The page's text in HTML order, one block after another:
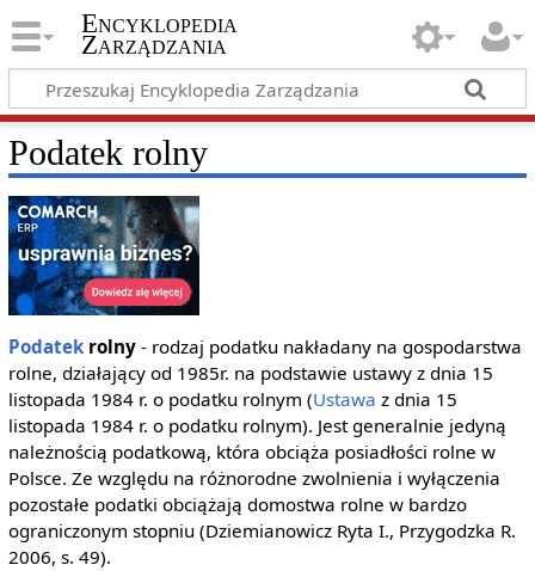
Encyklopedia
Zarządzania
Podatek rolny
Podatekrolny- rodzaj podatku nakładany na gospodarstwa
rolne, działający od 1985r. na podstawie ustawy z dnia 15
listopada 1984 r. o podatku rolnym (Ustawa z dnia 15
listopada 1984 r. o podatku rolnym). Jest generalnie jedyną
należnością podatkową, która obciąża posiadłości rolne w
Polsce. Ze względu na różnorodne zwolnienia i wyłączenia
pozostałe podatki obciążają domostwa rolne w bardzo
ograniczonym stopniu (Dziemianowicz Ryta I., Przygodzka R.
2006, s. 49).